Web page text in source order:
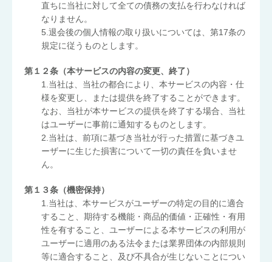
直ちに当社に対して全ての債務の支払を行わなければ
なりません。
5.退会後の個人情報の取り扱いについては、第17条の
規定に従うものとします。
第１２条（本サービスの内容の変更、終了）
1.当社は、当社の都合により、本サービスの内容・仕
様を変更し、または提供を終了することができます。
なお、当社が本サービスの提供を終了する場合、当社
はユーザーに事前に通知するものとします。
2.当社は、前項に基づき当社が行った措置に基づきユ
ーザーに生じた損害について一切の責任を負いませ
ん。
第１３条（機密保持）
1.当社は、本サービスがユーザーの特定の目的に適合
すること、期待する機能・商品的価値・正確性・有用
性を有すること、ユーザーによる本サービスの利用が
ユーザーに適用のある法令または業界団体の内部規則
等に適合すること、及び不具合が生じないことについ